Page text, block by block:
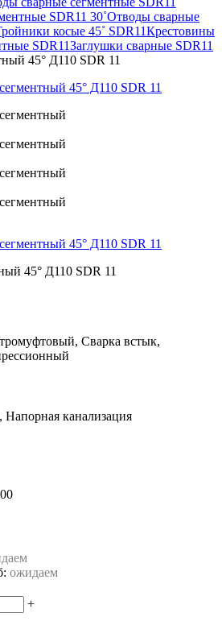
SDR11 30˚Отводы сварные
косые 45˚ SDR11Крестовины
SDR11Заглушки сварные SDR11
45° Д110 SDR 11
45° Д110 SDR 11
Сварка встык,
Напорная канализация
ожидаем
+